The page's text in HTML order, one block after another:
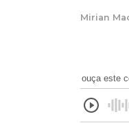
Mirian
ouça este